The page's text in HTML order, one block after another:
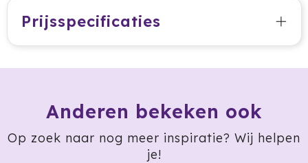
Impliva
Iqoniq
Janzen
JBL
Prijsspecificaties
Anderen bekeken ook
Op zoek naar nog meer inspiratie? Wij helpen
je!